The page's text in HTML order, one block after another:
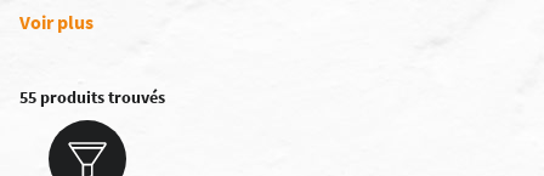
Voir plus
55 produits trouvés